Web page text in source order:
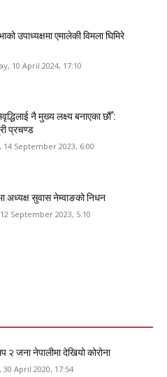
उपाध्यक्षमा एमालेकी विमला घिमिरे
10 April 2024, 17:10
नै मुख्य लक्ष्य बनाएका छौँ :
प्रचण्ड
14 September 2023, 6:00
अध्यक्ष सुवास नेम्वाङको निधन
September 2023, 5:10
२ जना नेपालीमा देखियो कोरोना
April 2020, 17:54